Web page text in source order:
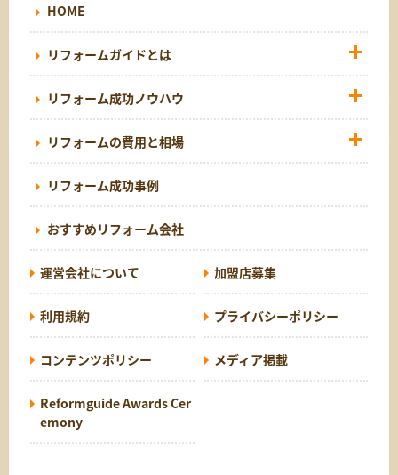
HOME
リフォームガイドとは
リフォーム成功ノウハウ
リフォームの費用と相場
リフォーム成功事例
おすすめリフォーム会社
運営会社について 加盟店募集
利用規約 プライバシーポリシー
コンテンツポリシー メディア掲載
Reformguide Awards Cer
emony